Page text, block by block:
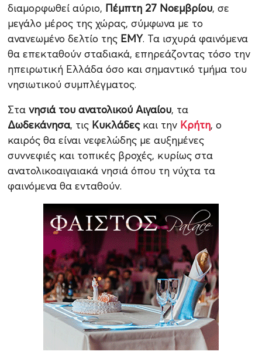
διαμορφωθεί αύριο, Πέμπτη 27 Νοεμβρίου, σε
μεγάλο μέρος της χώρας, σύμφωνα με το
ανανεωμένο δελτίο της ΕΜΥ. Τα ισχυρά φαινόμενα
θα επεκταθούν σταδιακά, επηρεάζοντας τόσο την
ηπειρωτική Ελλάδα όσο και σημαντικό τμήμα του
νησιωτικού συμπλέγματος.
Στα νησιά του ανατολικού Αιγαίου, τα
Δωδεκάνησα, τις Κυκλάδεςκαι την Κρήτη, ο
καιρός θα είναι νεφελώδης με αυξημένες
συννεφιές και τοπικές βροχές, κυρίως στα
ανατολικοαιγαιακά νησιά όπου τη νύχτα τα
φαινόμενα θα ενταθούν.